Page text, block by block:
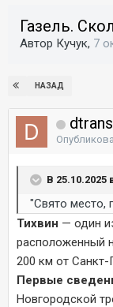
Газель.
Автор Кучук, 7
НАЗАД
dtrans
В 25.10.2025
"Свято место,
Тихвин — один
расположенный
200 км от Санкт-
Первые
Новгородской